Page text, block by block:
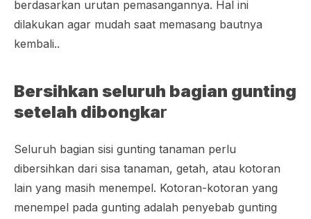
berdasarkan urutan pemasangannya. Hal ini
dilakukan agar mudah saat memasang bautnya
kembali..
Bersihkan seluruh bagian gunting
setelah dibongkar
Seluruh bagian sisi gunting tanaman perlu
dibersihkan dari sisa tanaman, getah, atau kotoran
lain yang masih menempel. Kotoran-kotoran yang
menempel pada gunting adalah penyebab gunting